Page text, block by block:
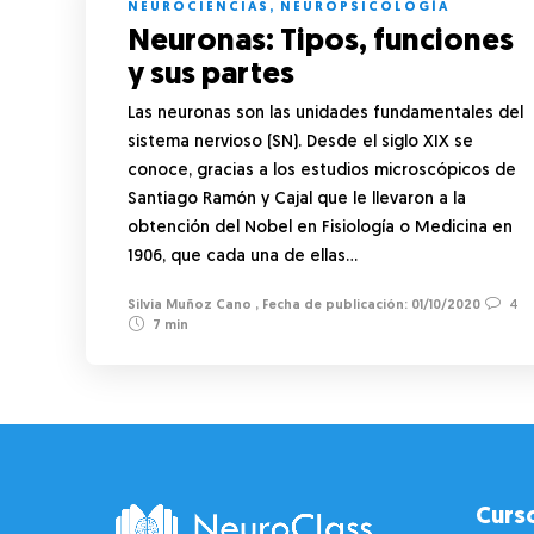
NEUROCIENCIAS , NEUROPSICOLOGÍA
Neuronas: Tipos, funciones
y sus partes
Las neuronas son las unidades fundamentales del
sistema nervioso (SN). Desde el siglo XIX se
conoce, gracias a los estudios microscópicos de
Santiago Ramón y Cajal que le llevaron a la
obtención del Nobel en Fisiología o Medicina en
1906, que cada una de ellas…
Silvia Muñoz Cano , 01/10/2020
4
7 min